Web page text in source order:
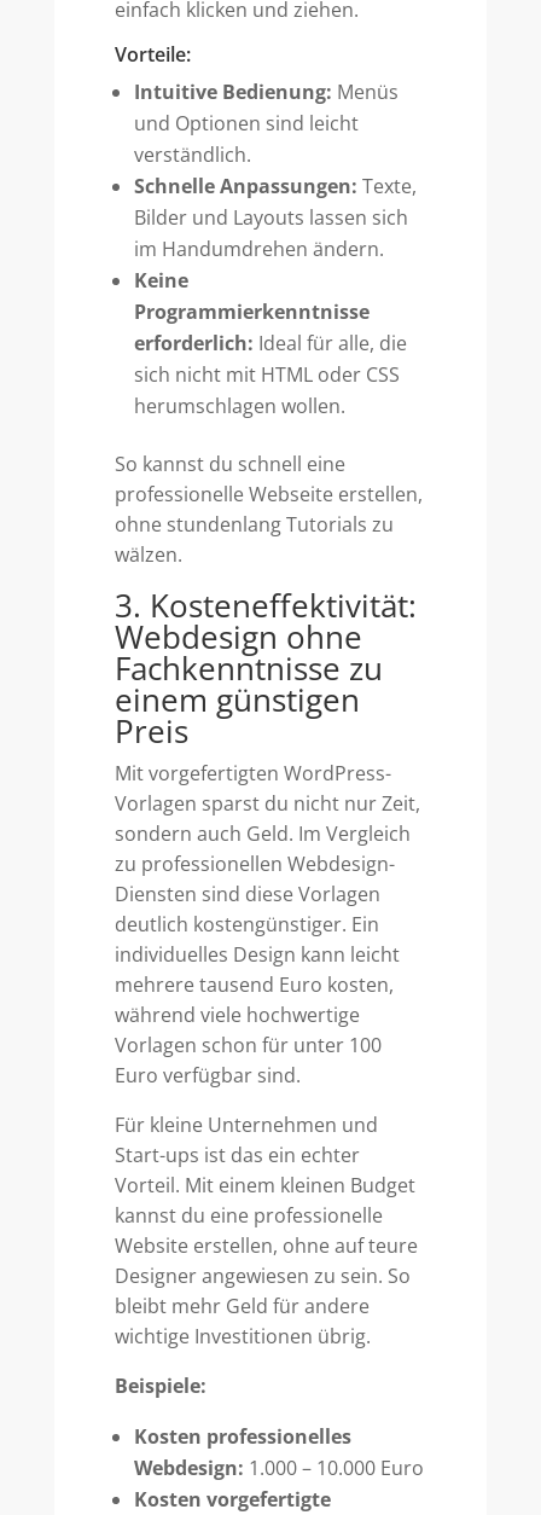
einfach klicken und ziehen.
Vorteile:
Intuitive Bedienung: Menüs
und Optionen sind leicht
verständlich.
Schnelle Anpassungen: Texte,
Bilder und Layouts lassen sich
im Handumdrehen ändern.
Keine
Programmierkenntnisse
erforderlich: Ideal für alle, die
sich nicht mit HTML oder CSS
herumschlagen wollen.
So kannst du schnell eine
professionelle Webseite erstellen,
ohne stundenlang Tutorials zu
wälzen.
3. Kosteneffektivität:
Webdesign ohne
Fachkenntnisse zu
einem günstigen
Preis
Mit vorgefertigten WordPress-
Vorlagen sparst du nicht nur Zeit,
sondern auch Geld. Im Vergleich
zu professionellen Webdesign-
Diensten sind diese Vorlagen
deutlich kostengünstiger. Ein
individuelles Design kann leicht
mehrere tausend Euro kosten,
während viele hochwertige
Vorlagen schon für unter 100
Euro verfügbar sind.
Für kleine Unternehmen und
Start-ups ist das ein echter
Vorteil. Mit einem kleinen Budget
kannst du eine professionelle
Website erstellen, ohne auf teure
Designer angewiesen zu sein. So
bleibt mehr Geld für andere
wichtige Investitionen übrig.
Beispiele:
Kosten professionelles
Webdesign: 1.000 – 10.000 Euro
Kosten vorgefertigte